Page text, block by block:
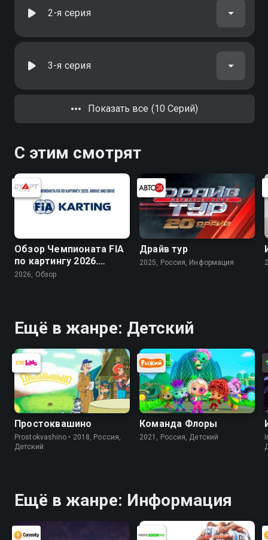
2-я серия
3-я серия
Показать все (10 Серий)
С этим смотрят
Обзор Чемпионата FIA
по картингу 2026.
Arrive and Drive
2026, Обзор
Драйв тур
2025, Россия, Информация
Ещё в жанре: Детский
Простоквашино
Prostokvashino • 2018, Россия,
Детский
Команда Флоры
2021, Россия, Детский
Ещё в жанре: Информация